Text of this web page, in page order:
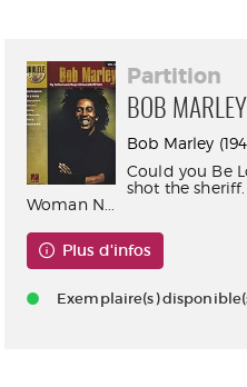
Partition
BOB MARLEY
Bob Marley
Could you Be
shot the
Woman N...
Plus d'infos
Exemplaire(s)